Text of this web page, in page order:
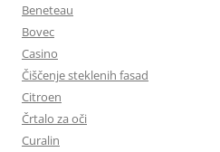
Beneteau
Bovec
Casino
Čiščenje steklenih fasad
Citroen
Črtalo za oči
Curalin